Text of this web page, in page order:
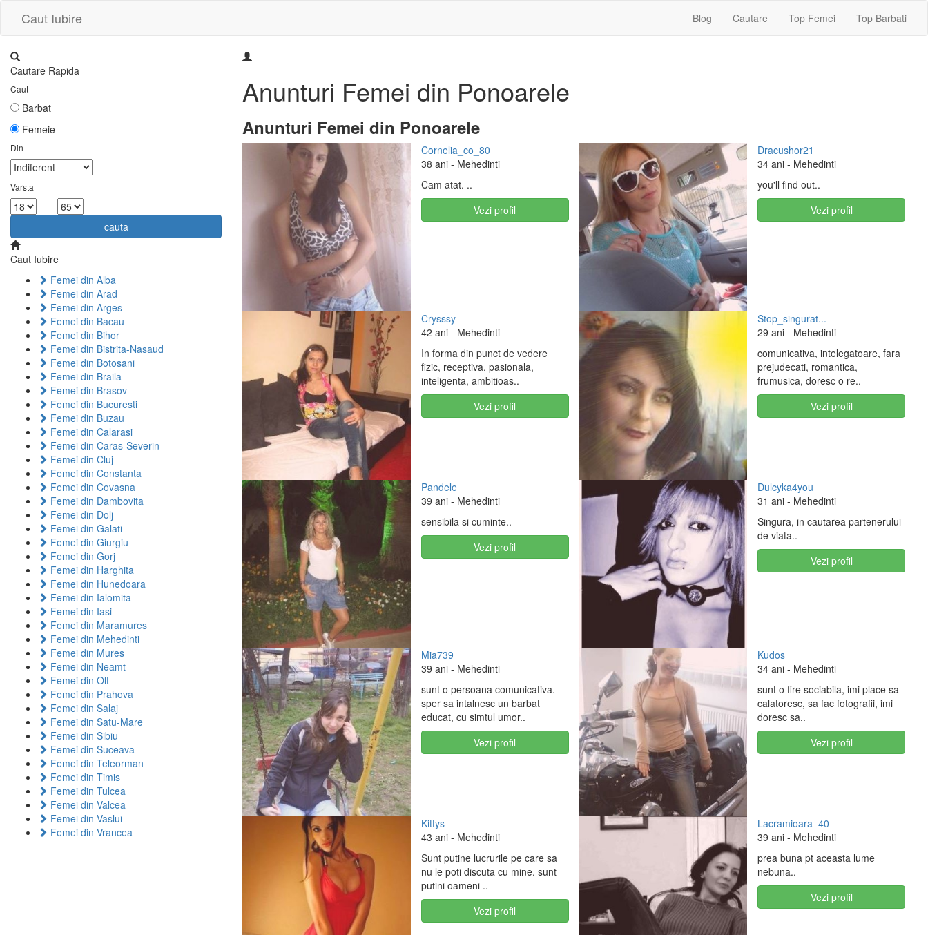
Caut Iubire Blog Cautare Top Femei Top Barbati
Cautare Rapida
Caut
Barbat
Femeie
Din
Varsta
cauta
Caut Iubire
Femei din Alba
Femei din Arad
Femei din Arges
Femei din Bacau
Femei din Bihor
Femei din Bistrita-Nasaud
Femei din Botosani
Femei din Braila
Femei din Brasov
Femei din Bucuresti
Femei din Buzau
Femei din Calarasi
Femei din Caras-Severin
Femei din Cluj
Femei din Constanta
Femei din Covasna
Femei din Dambovita
Femei din Dolj
Femei din Galati
Femei din Giurgiu
Femei din Gorj
Femei din Harghita
Femei din Hunedoara
Femei din Ialomita
Femei din Iasi
Femei din Maramures
Femei din Mehedinti
Femei din Mures
Femei din Neamt
Femei din Olt
Femei din Prahova
Femei din Salaj
Femei din Satu-Mare
Femei din Sibiu
Femei din Suceava
Femei din Teleorman
Femei din Timis
Femei din Tulcea
Femei din Valcea
Femei din Vaslui
Femei din Vrancea
Anunturi Femei din Ponoarele
Anunturi Femei din Ponoarele
Cornelia_co_80
38 ani- Mehedinti
Cam atat. ..
Vezi profil
Dracushor21
34 ani - Mehedinti
you'll find out..
Vezi profil
Crysssy
42 ani- Mehedinti
In forma din punct de vedere
fizic, receptiva, pasionala,
inteligenta, ambitioas..
Vezi profil
Stop_singurat...
29 ani - Mehedinti
comunicativa, intelegatoare, fara
prejudecati, romantica,
frumusica, doresc o re..
Vezi profil
Pandele
39 ani- Mehedinti
sensibila si cuminte..
Vezi profil
Dulcyka4you
31 ani - Mehedinti
Singura, in cautarea partenerului
de viata..
Vezi profil
Mia739
39 ani- Mehedinti
sunt o persoana comunicativa.
sper sa intalnesc un barbat
educat, cu simtul umor..
Vezi profil
Kudos
34 ani - Mehedinti
sunt o fire sociabila, imi place sa
calatoresc, sa fac fotografii, imi
doresc sa..
Vezi profil
Kittys
43 ani- Mehedinti
Sunt putine lucrurile pe care sa
nu le poti discuta cu mine. sunt
putini oameni ..
Vezi profil
Lacramioara_40
39 ani - Mehedinti
prea buna pt aceasta lume
nebuna..
Vezi profil